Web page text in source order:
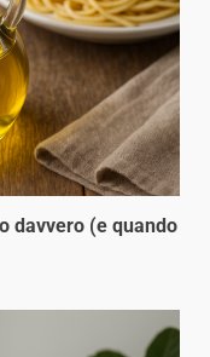
davvero (e quando